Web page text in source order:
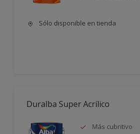
Sólo disponible en tienda
Duralba Super Acrílico
Más cubritivo